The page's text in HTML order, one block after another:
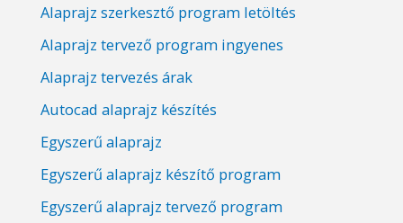
Alaprajz szerkesztő program letöltés
Alaprajz tervező program ingyenes
Alaprajz tervezés árak
Autocad alaprajz készítés
Egyszerű alaprajz
Egyszerű alaprajz készítő program
Egyszerű alaprajz tervező program